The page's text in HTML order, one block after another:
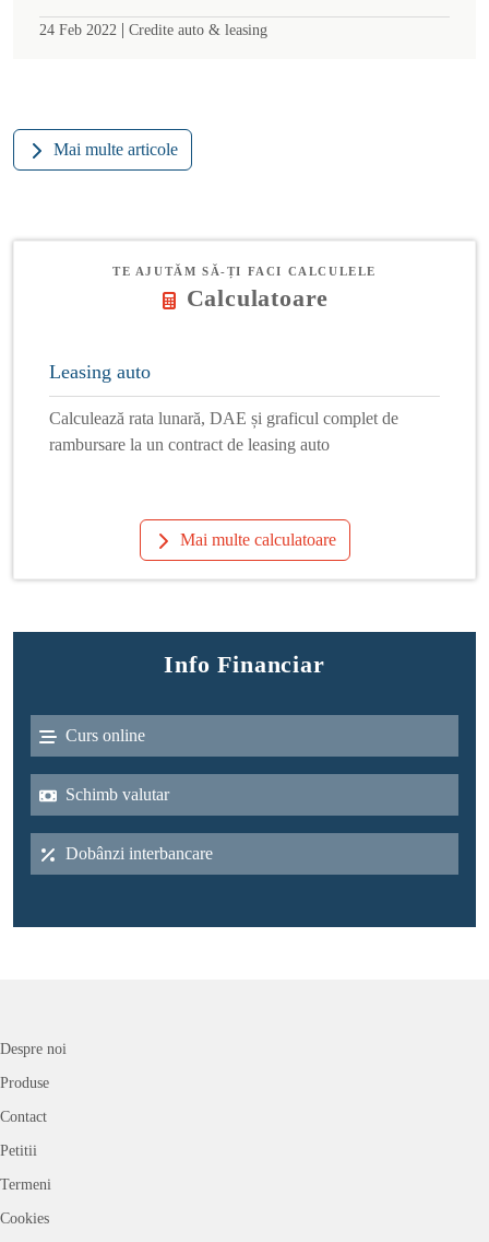
24 Feb 2022 | Credite auto & leasing
Mai multe articole
TE AJUTĂM SĂ-ȚI FACI CALCULELE
Calculatoare
Leasing auto
Calculează rata lunară, DAE și graficul complet de
rambursare la un contract de leasing auto
Mai multe calculatoare
Info Financiar
Curs online
Schimb valutar
Dobânzi interbancare
Despre noi
Produse
Contact
Petitii
Termeni
Cookies